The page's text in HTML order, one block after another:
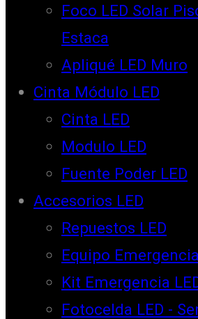
Foco LED Solar
Estaca
Apliqué LED Muro
Cinta Módulo LED
Cinta LED
Modulo LED
Fuente Poder LED
Accesorios LED
Repuestos LED
Equipo
Kit Emergencia
Fotocelda LED -